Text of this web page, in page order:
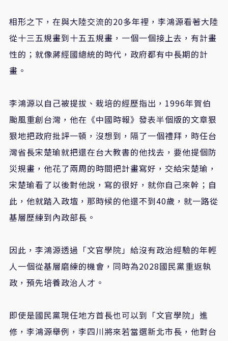
相形之下，在與大陸交流的20多年裡，李鴻源看著大陸
從十三五規畫到十五五規畫，一個一個接上去，有計畫
性的；就像蔣經國總統的時代，政府都有中長期的計
畫。
李鴻源以自己被提拔、栽培的經歷指出， 1996年賀伯
颱風重創台灣，他在《中國時報》發表半個版的文章狠
狠地把政府批評一頓，沒想到，隔了一個禮拜，時任台
灣省長宋楚瑜就把還在台大教書的他找去，要他提個防
災規畫，他花了兩周的時間把計畫寫好，交給宋楚瑜，
宋楚瑜看了以後對他說，寫的很好，就你自己來幹；自
此，他就踏入政壇，那時候的他還不到40歲，就一路從
基層歷練到內政部長。
因此，李鴻源透過「文官學院」給沒有政治經驗的年輕
人一個從基層磨練的機會，同時為2028國民黨重返執
政，預先培養政治人才。
即使是國民黨現任地方首長也可以到「文官學院」進
修，李鴻源舉例，李四川將來若當選新北市長，他對台